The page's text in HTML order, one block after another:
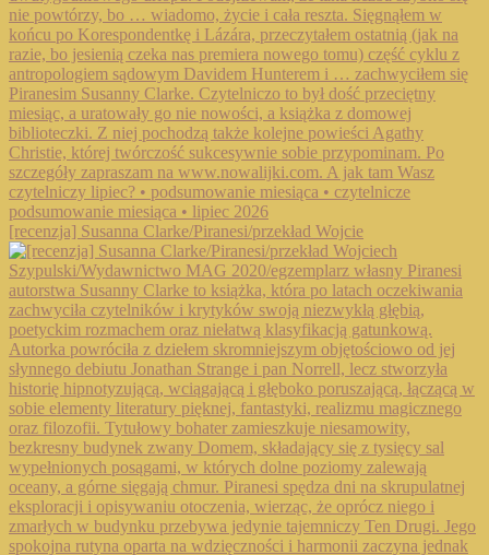
[recenzja] Susanna Clarke/Piranesi/przekład Wojcie